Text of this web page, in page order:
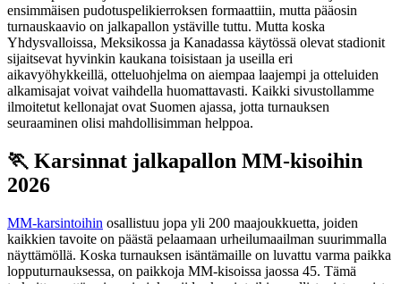
ensimmäisen pudotuspelikierroksen formaattiin, mutta pääosin
turnauskaavio on jalkapallon ystäville tuttu. Mutta koska
Yhdysvalloissa, Meksikossa ja Kanadassa käytössä olevat stadionit
sijaitsevat hyvinkin kaukana toisistaan ja useilla eri
aikavyöhykkeillä, otteluohjelma on aiempaa laajempi ja otteluiden
alkamisajat voivat vaihdella huomattavasti. Kaikki sivustollamme
ilmoitetut kellonajat ovat Suomen ajassa, jotta turnauksen
seuraaminen olisi mahdollisimman helppoa.
🏃 Karsinnat jalkapallon MM-kisoihin
2026
MM-karsintoihin osallistuu jopa yli 200 maajoukkuetta, joiden
kaikkien tavoite on päästä pelaamaan urheilumaailman suurimmalla
näyttämöllä. Koska turnauksen isäntämaille on luvattu varma paikka
lopputurnauksessa, on paikkoja MM-kisoissa jaossa 45. Tämä